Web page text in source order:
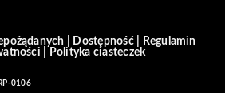
Dostępność|
Regulamin
Polityka ciasteczek
0106